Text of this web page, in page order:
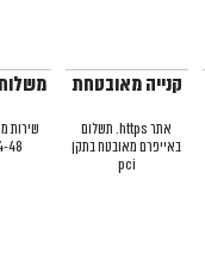
שירות
24-48
קנייה מאובטחת
אתר https. תשלום
באייפרם מאובטח בתקן
pci